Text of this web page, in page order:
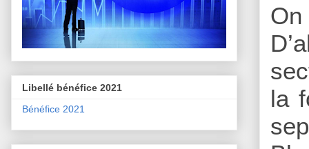
On
la
Libellé bénéfice 2021
Bénéfice 2021